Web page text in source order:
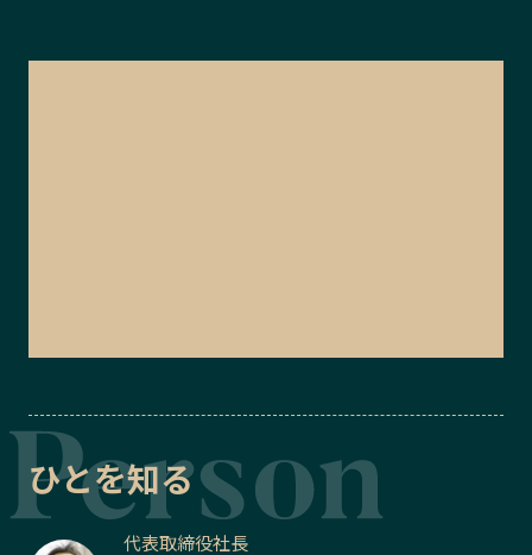
ひとを知る
代表取締役社長